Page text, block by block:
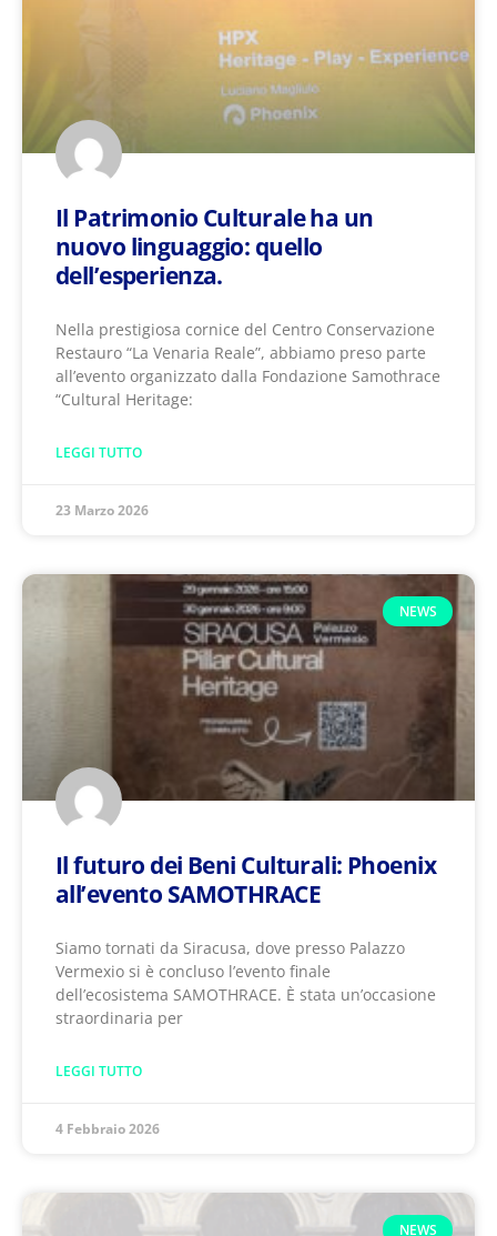
Il Patrimonio Culturale ha un
nuovo linguaggio: quello
dell’esperienza.
Nella prestigiosa cornice del Centro Conservazione
Restauro “La Venaria Reale”​, abbiamo preso parte
all’evento organizzato dalla Fondazione Samothrace
“Cultural Heritage:
LEGGI TUTTO
23 Marzo 2026
NEWS
Il futuro dei Beni Culturali: Phoenix
all’evento SAMOTHRACE
Siamo tornati da Siracusa, dove presso Palazzo
Vermexio si è concluso l’evento finale
dell’ecosistema SAMOTHRACE. È stata un’occasione
straordinaria per
LEGGI TUTTO
4 Febbraio 2026
NEWS